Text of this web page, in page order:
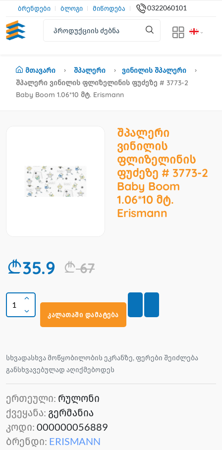
ბრენდები ბლოგი მიწოდება 0322060101
Მთავარი Შპალერი
Ვინილის Შპალერი
Შპალერი Ვინილის Ფლიზელინის Ფუძეზე # 3773-2
Baby Boom 1.06*10 Მტ. Erismann
შპალერი
ვინილის
ფლიზელინის
ფუძეზე # 3773-2
Baby Boom
1.06*10 მტ.
Erismann
35.9 67
კალათაში დამატება
სხვადასხვა მოწყობილობის ეკრანზე, ფერები შეიძლება
განსხვავებულად აღიქმებოდეს
ერთეული: რულონი
ქვეყანა: გერმანია
კოდი: 000000056889
ბრენდი: ERISMANN